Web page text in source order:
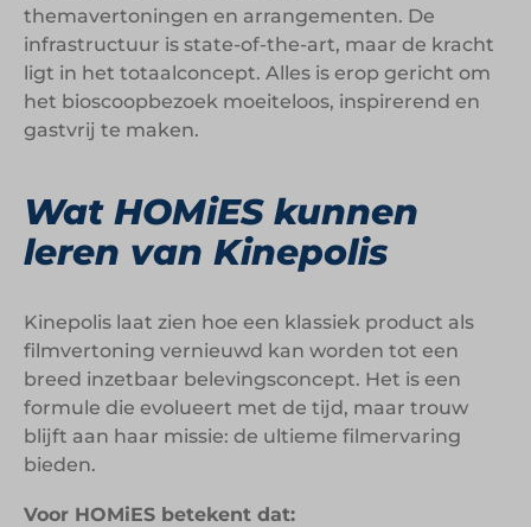
themavertoningen en arrangementen. De
infrastructuur is state-of-the-art, maar de kracht
ligt in het totaalconcept. Alles is erop gericht om
het bioscoopbezoek moeiteloos, inspirerend en
gastvrij te maken.
Wat HOMiES kunnen
leren van Kinepolis
Kinepolis laat zien hoe een klassiek product als
filmvertoning vernieuwd kan worden tot een
breed inzetbaar belevingsconcept. Het is een
formule die evolueert met de tijd, maar trouw
blijft aan haar missie: de ultieme filmervaring
bieden.
Voor HOMiES betekent dat: